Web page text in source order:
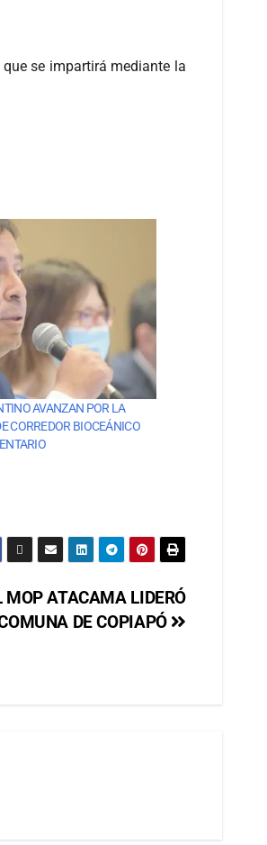
se impartirá mediante la
AVANZAN POR LA
CORREDOR BIOCEÁNICO
ATACAMA LIDERÓ
DE COPIAPÓ